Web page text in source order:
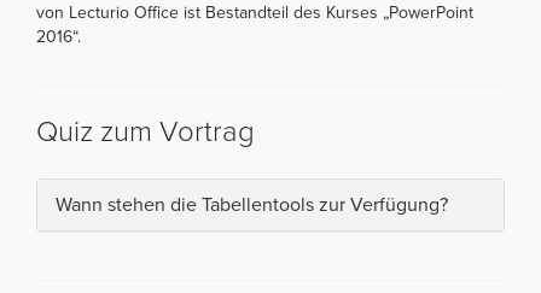
von Lecturio Office ist Bestandteil des Kurses „PowerPoint
2016“.
Quiz zum Vortrag
Wann stehen die Tabellentools zur Verfügung?